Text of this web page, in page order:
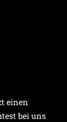
einen
bei uns